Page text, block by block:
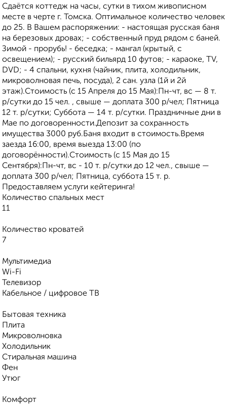
Сдаётся коттедж на часы, сутки в тихом живописном
месте в черте г. Томска. Оптимальное количество человек
до 25. В Вашем распоряжении: - настоящая русская баня
на березовых дровах; - собственный пруд рядом с баней.
Зимой - прорубь! - беседка; - мангал (крытый, с
освещением); - русский бильярд 10 футов; - караоке, TV,
DVD; - 4 спальни, кухня (чайник, плита, холодильник,
микроволновая печь, посуда), 2 сан. узла (1й и 2й
этаж).Стоимость (с 15 Апреля до 15 Мая):Пн-чт, вс — 8 т.
р/сутки до 15 чел. , свыше — доплата 300 р/чел; Пятница
12 т. р/сутки; Суббота — 14 т. р/сутки. Праздничные дни в
Мае по договоренности.Депозит за сохранность
имущества 3000 руб.Баня входит в стоимость.Время
заезда 16:00, время выезда 13:00 (по
договорённости).Стоимость (с 15 Мая до 15
Сентября):Пн-чт, вс - 10 т. р/сутки до 12 чел., свыше —
доплата 300 р/чел; Пятница, суббота 15 т. р.
Предоставляем услуги кейтеринга!
Количество спальных мест
11
Количество кроватей
7
Мультимедиа
Wi-Fi
Телевизор
Кабельное / цифровое ТВ
Бытовая техника
Плита
Микроволновка
Холодильник
Стиральная машина
Фен
Утюг
Комфорт